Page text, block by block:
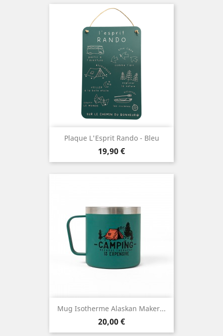
Plaque L'Esprit Rando - Bleu
Prix
19,90 €
Mug Isotherme Alaskan Maker...
Prix
20,00 €